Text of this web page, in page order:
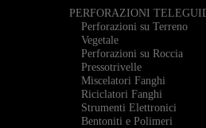
PERFORAZIONI
Perforazioni su Terreno
Vegetale
Perforazioni su Roccia
Pressotrivelle
Miscelatori Fanghi
Riciclatori Fanghi
Strumenti Elettronici
Bentoniti e Polimeri